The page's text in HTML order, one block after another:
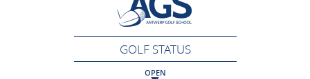
GOLF STATUS
OPEN